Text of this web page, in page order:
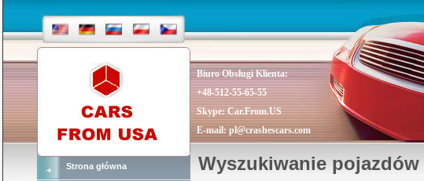
Biuro Obsługi Klienta:
+48-512-55-65-55
Skype:Car.From.US
E-mail:pl@crashescars.com
Strona główna Wyszukiwanie pojazdów